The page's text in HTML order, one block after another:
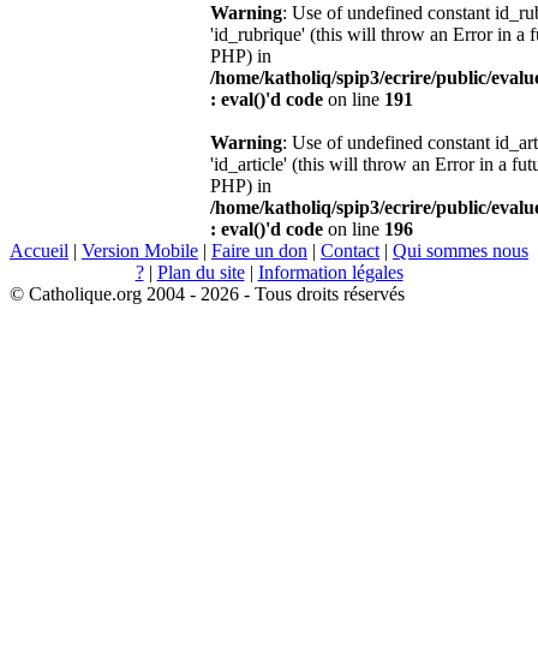
Warning: Use of undefined constant
'id_rubrique' (this will throw an Error in a
PHP) in
/home/katholiq/spip3/ecrire/public/
: eval()'d code on line 191
Warning: Use of undefined constant
'id_article' (this will throw an Error in a
PHP) in
/home/katholiq/spip3/ecrire/public/
: eval()'d code on line 196
Accueil | Version Mobile | Faire un don | Contact | Qui sommes nous
?| Plan du site| Information légales
© Catholique.org 2004 - 2026 - Tous droits réservés